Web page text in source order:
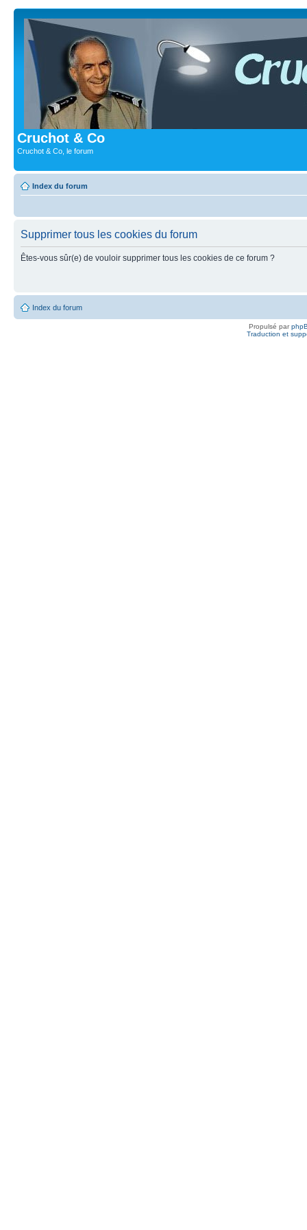
Cruchot & Co
Cruchot & Co, le forum
Index du forum
Supprimer tous les cookies du forum
Êtes-vous sûr(e) de vouloir supprimer tous les cookies de ce forum ?
Index du forum
Propulsé par
Traduction et